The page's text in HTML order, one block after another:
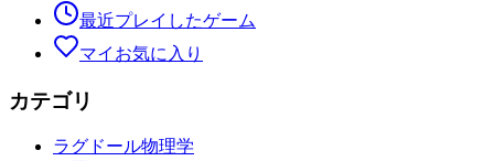
最近プレイしたゲーム
マイお気に入り
カテゴリ
ラグドール物理学